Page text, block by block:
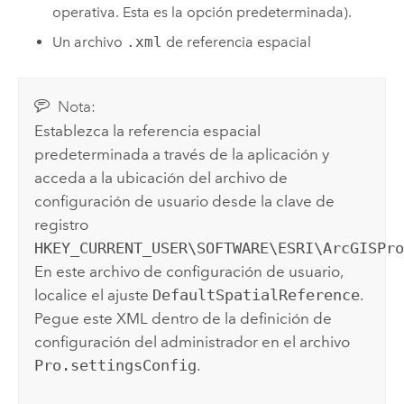
operativa. Esta es la opción predeterminada).
Un archivo .xml de referencia espacial
Nota:
Establezca la referencia espacial
predeterminada a través de la aplicación y
acceda a la ubicación del archivo de
configuración de usuario desde la clave de
registro
En este archivo de configuración de usuario,
localice el ajuste DefaultSpatialReference.
Pegue este XML dentro de la definición de
configuración del administrador en el archivo
Pro.settingsConfig.